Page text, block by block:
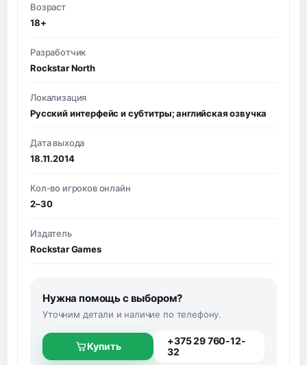
Возраст
18+
Разработчик
Rockstar North
Локализация
Русский интерфейс и субтитры; английская озвучка
Дата выхода
18.11.2014
Кол-во игроков онлайн
2–30
Издатель
Rockstar Games
Нужна помощь с выбором?
Уточним детали и наличие по телефону.
Купить
+375 29 760-12-
32